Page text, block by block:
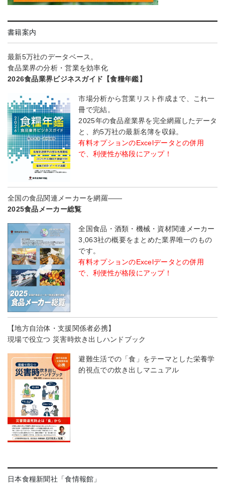
書籍案内
最新5万社のデータベース。
食品業界の分析・営業を効率化
2026食品業界ビジネスガイド【食糧年鑑】
市場分析から営業リスト作成まで、これ一
冊で完結。
2025年の食品産業界を完全網羅したデータ
と、約5万社の最新名簿を収録。
有料オプションのExcelデータとの併用
で、利便性が格段にアップ！
全国の食品関連メーカーを網羅――
2025食品メーカー総覧
全国食品・酒類・機械・資材関連メーカー
3,063社の概要をまとめた業界唯一のもの
です。
有料オプションのExcelデータとの併用
で、利便性が格段にアップ！
【地方自治体・支援関係者必携】
現場で役立つ 災害時炊き出しハンドブック
避難生活での「食」をテーマとした栄養学
的視点での炊き出しマニュアル
日本食糧新聞社「食情報館」